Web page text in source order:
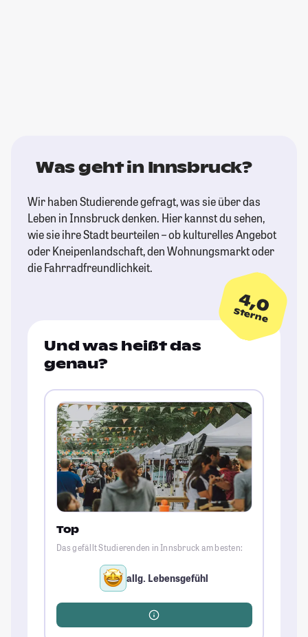
Was geht in Innsbruck?
Wir haben Studierende gefragt, was sie über das
Leben in Innsbruck denken. Hier kannst du sehen,
wie sie ihre Stadt beurteilen – ob kulturelles Angebot
oder Kneipenlandschaft, den Wohnungsmarkt oder
die Fahrradfreundlichkeit.
4,0
Sterne
Und was heißt das
genau?
Top
Das gefällt Studierenden in Innsbruck am besten:
allg. Lebensgefühl